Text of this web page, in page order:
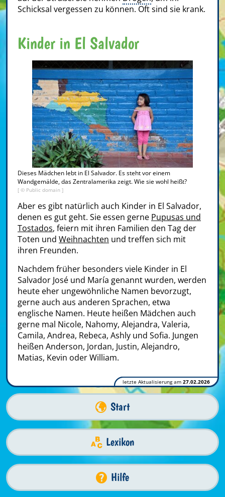
Schicksal vergessen zu können. Oft sind sie krank.
Kinder in El Salvador
Dieses Mädchen lebt in El Salvador. Es steht vor einem
Wandgemälde, das Zentralamerika zeigt. Wie sie wohl heißt?
[ © Public domain ]
Aber es gibt natürlich auch Kinder in El Salvador,
denen es gut geht. Sie essen gerne Pupusas und
Tostados, feiern mit ihren Familien den Tag der
Toten und Weihnachten und treffen sich mit
ihren Freunden.
Nachdem früher besonders viele Kinder in El
Salvador José und María genannt wurden, werden
heute eher ungewöhnliche Namen bevorzugt,
gerne auch aus anderen Sprachen, etwa
englische Namen. Heute heißen Mädchen auch
gerne mal Nicole, Nahomy, Alejandra, Valeria,
Camila, Andrea, Rebeca, Ashly und Sofia. Jungen
heißen Anderson, Jordan, Justin, Alejandro,
Matias, Kevin oder William.
letzte Aktualisierung am 27.02.2026
Start
Lexikon
Hilfe